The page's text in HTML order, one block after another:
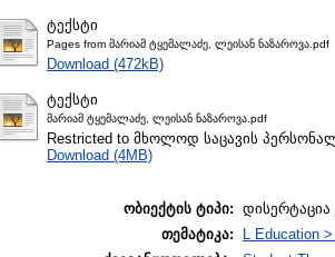
ტექსტი
Pages from მარიამ ტყემალაძე, ლეისან ნაზაროვა.pdf
Download (472kB)
ტექსტი
მარიამ ტყემალაძე, ლეისან ნაზაროვა.pdf
Restricted to მხოლოდ საცავის
Download (4MB)
ობიექტის ტიპი: დისერტაცია
თემატიკა:
L Education